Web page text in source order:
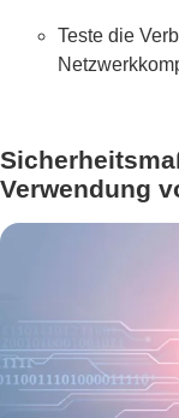
Teste die
Verwendung